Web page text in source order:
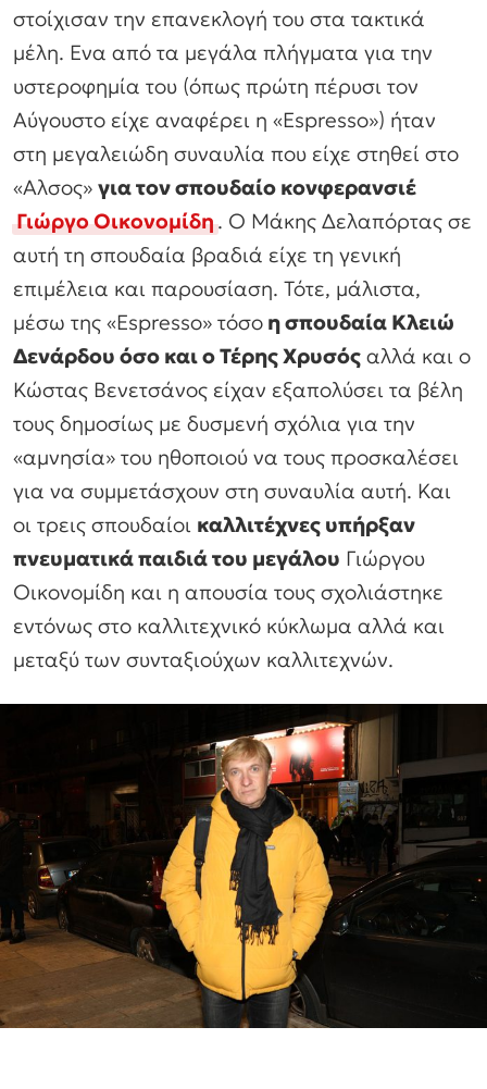
στοίχισαν την επανεκλογή του στα τακτικά
μέλη. Ενα από τα μεγάλα πλήγματα για την
υστεροφημία του (όπως πρώτη πέρυσι τον
Αύγουστο είχε αναφέρει η «Espresso») ήταν
στη μεγαλειώδη συναυλία που είχε στηθεί στο
«Αλσος» για τον σπουδαίο κονφερανσιέ
Γιώργο Οικονομίδη. Ο Μάκης Δελαπόρτας σε
αυτή τη σπουδαία βραδιά είχε τη γενική
επιμέλεια και παρουσίαση. Τότε, μάλιστα,
μέσω της «Espresso» τόσο η σπουδαία Κλειώ
Δενάρδου όσο και ο Τέρης Χρυσός αλλά και ο
Κώστας Βενετσάνος είχαν εξαπολύσει τα βέλη
τους δημοσίως με δυσμενή σχόλια για την
«αμνησία» του ηθοποιού να τους προσκαλέσει
για να συμμετάσχουν στη συναυλία αυτή. Και
οι τρεις σπουδαίοι καλλιτέχνες υπήρξαν
πνευματικά παιδιά του μεγάλου Γιώργου
Οικονομίδη και η απουσία τους σχολιάστηκε
εντόνως στο καλλιτεχνικό κύκλωμα αλλά και
μεταξύ των συνταξιούχων καλλιτεχνών.